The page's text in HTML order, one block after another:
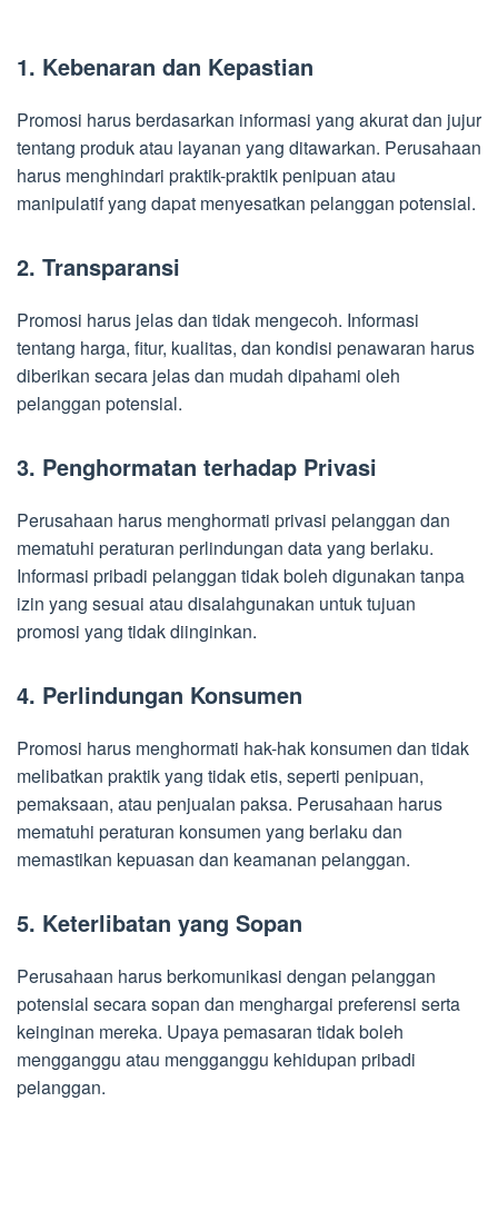
1. Kebenaran dan Kepastian
Promosi harus berdasarkan informasi yang akurat dan jujur
tentang produk atau layanan yang ditawarkan. Perusahaan
harus menghindari praktik-praktik penipuan atau
manipulatif yang dapat menyesatkan pelanggan potensial.
2. Transparansi
Promosi harus jelas dan tidak mengecoh. Informasi
tentang harga, fitur, kualitas, dan kondisi penawaran harus
diberikan secara jelas dan mudah dipahami oleh
pelanggan potensial.
3. Penghormatan terhadap Privasi
Perusahaan harus menghormati privasi pelanggan dan
mematuhi peraturan perlindungan data yang berlaku.
Informasi pribadi pelanggan tidak boleh digunakan tanpa
izin yang sesuai atau disalahgunakan untuk tujuan
promosi yang tidak diinginkan.
4. Perlindungan Konsumen
Promosi harus menghormati hak-hak konsumen dan tidak
melibatkan praktik yang tidak etis, seperti penipuan,
pemaksaan, atau penjualan paksa. Perusahaan harus
mematuhi peraturan konsumen yang berlaku dan
memastikan kepuasan dan keamanan pelanggan.
5. Keterlibatan yang Sopan
Perusahaan harus berkomunikasi dengan pelanggan
potensial secara sopan dan menghargai preferensi serta
keinginan mereka. Upaya pemasaran tidak boleh
mengganggu atau mengganggu kehidupan pribadi
pelanggan.